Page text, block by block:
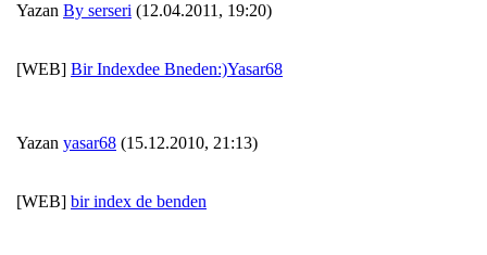
Yazan By serseri (12.04.2011, 19:20)
[WEB] Bir Indexdee Bneden:)Yasar68
Yazan yasar68 (15.12.2010, 21:13)
[WEB] bir index de benden